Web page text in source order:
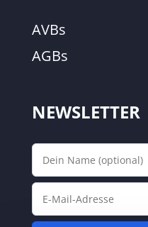
AVBs
AGBs
NEWSLETTER